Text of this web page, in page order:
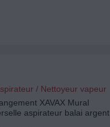
/ Nettoyeur vapeur
XAVAX Mural
aspirateur balai argent